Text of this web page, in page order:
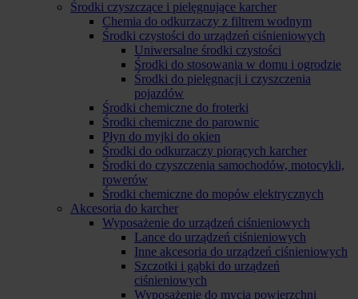
Środki czyszczące i pielęgnujące karcher
Chemia do odkurzaczy z filtrem wodnym
Środki czystości do urządzeń ciśnieniowych
Uniwersalne środki czystości
Środki do stosowania w domu i ogrodzie
Środki do pielęgnacji i czyszczenia
pojazdów
Środki chemiczne do froterki
Środki chemiczne do parownic
Płyn do myjki do okien
Środki do odkurzaczy piorących karcher
Środki do czyszczenia samochodów, motocykli,
rowerów
Środki chemiczne do mopów elektrycznych
Akcesoria do karcher
Wyposażenie do urządzeń ciśnieniowych
Lance do urządzeń ciśnieniowych
Inne akcesoria do urządzeń ciśnieniowych
Szczotki i gąbki do urządzeń
ciśnieniowych
Wyposażenie do mycia powierzchni